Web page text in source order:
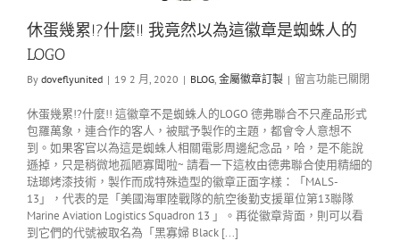
休蛋幾累!?什麼!! 我竟然以為這徽章是蜘蛛人的
LOGO
By doveflyunited | 19 2 月, 2020 | BLOG 金屬徽章訂製 | 留言功能已關閉
休蛋幾累!?什麼!! 這徽章不是蜘蛛人的LOGO 德弗聯合不只產品形式
包羅萬象，連合作的客人，被賦予製作的主題，都會令人意想不
到。如果客官以為這是蜘蛛人相關電影周邊紀念品，哈，是不能說
遜掉，只是稍微地孤陋寡聞啦~ 請看一下這枚由德弗聯合使用精細的
琺瑯烤漆技術，製作而成特殊造型的徽章正面字樣：「MALS-
13」，代表的是「美國海軍陸戰隊的航空後勤支援單位第13聯隊
Marine Aviation Logistics Squadron 13 」。再從徽章背面，則可以看
到它們的代號被取名為「黑寡婦 Black [...]